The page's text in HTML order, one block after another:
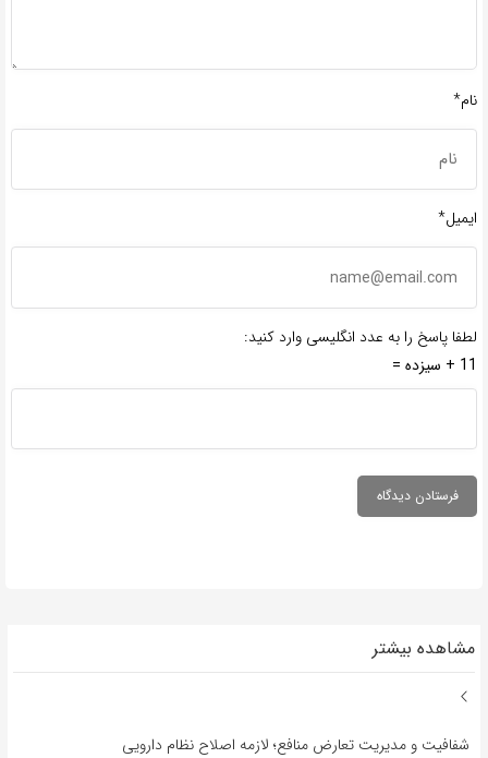
نام*
ایمیل*
لطفا پاسخ را به عدد انگلیسی وارد کنید:
11 + سیزده =
مشاهده بیشتر
شفافیت و مدیریت تعارض منافع؛ لازمه اصلاح نظام دارویی